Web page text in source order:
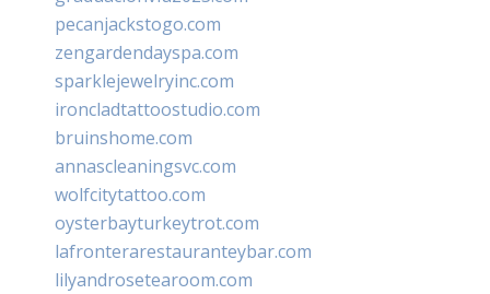
pecanjackstogo.com
zengardendayspa.com
sparklejewelryinc.com
ironcladtattoostudio.com
bruinshome.com
annascleaningsvc.com
wolfcitytattoo.com
oysterbayturkeytrot.com
lafronterarestauranteybar.com
lilyandrosetearoom.com